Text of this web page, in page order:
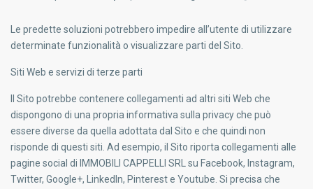
Le predette soluzioni potrebbero impedire all’utente di utilizzare
determinate funzionalità o visualizzare parti del Sito.
Siti Web e servizi di terze parti
Il Sito potrebbe contenere collegamenti ad altri siti Web che
dispongono di una propria informativa sulla privacy che può
essere diverse da quella adottata dal Sito e che quindinon
risponde di questi siti. Ad esempio, il Sito riporta collegamenti alle
pagine social di IMMOBILI CAPPELLI SRL su Facebook, Instagram,
Twitter, Google+, LinkedIn, Pinterest e Youtube. Si precisa che